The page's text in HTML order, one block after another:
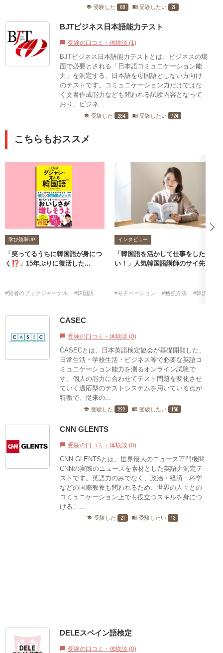
school 受験した 60 menu_book 受験したい 27
BJTビジネス日本語能力テスト
chat_bubble 受験の口コミ・体験談 (1)
BJTビジネス日本語能力テストとは、ビジネスの場
面で必要とされる「日本語コミュニケーション能
力」を測定する、日本語を母国語としない方向け
のテストです。コミュニケーション力だけではな
く文書作成能力なども問われる試験内容となって
おり、ビジネ...
school 受験した 284 menu_book 受験したい 724
こちらもおススメ
学び効率UP
「笑ってるうちに韓国語が身につ
く⁉」15年ぶりに復活した...
#賢者のブックジャーナル #韓国語
インタビュー
「韓国語を活かして仕事をした
い！」人気韓国語講師のサイ先...
#モチベーション #勉強方法 #韓流
CASEC
chat_bubble 受験の口コミ・体験談 (0)
CASECとは、日本英語検定協会が基礎開発した、
日常生活・学校生活・ビジネス等で必要な英語コ
ミュニケーション能力を測るオンライン試験で
す。個人の能力に合わせてテスト問題を変化させ
ていく適応型のテストシステムを用いている点が
特徴で、従来の...
school 受験した 222 menu_book 受験したい 156
CNN GLENTS
chat_bubble 受験の口コミ・体験談 (0)
CNN GLENTSとは、世界最大のニュース専門機関
CNNの実際のニュースを素材とした英語力測定テ
ストです。英語力のみでなく、政治・経済・科学
などの国際教養も問われるため、世界の人々との
コミュニケーション上でも役立つスキルを身につ
けるこ...
school 受験した 21 menu_book 受験したい 13
DELEスペイン語検定
chat_bubble 受験の口コミ・体験談 (0)